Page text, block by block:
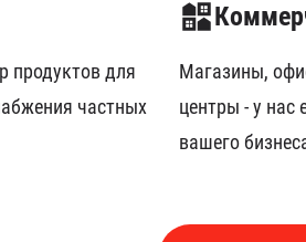
продуктов для
частных
Магазины,
центры - у нас
вашего